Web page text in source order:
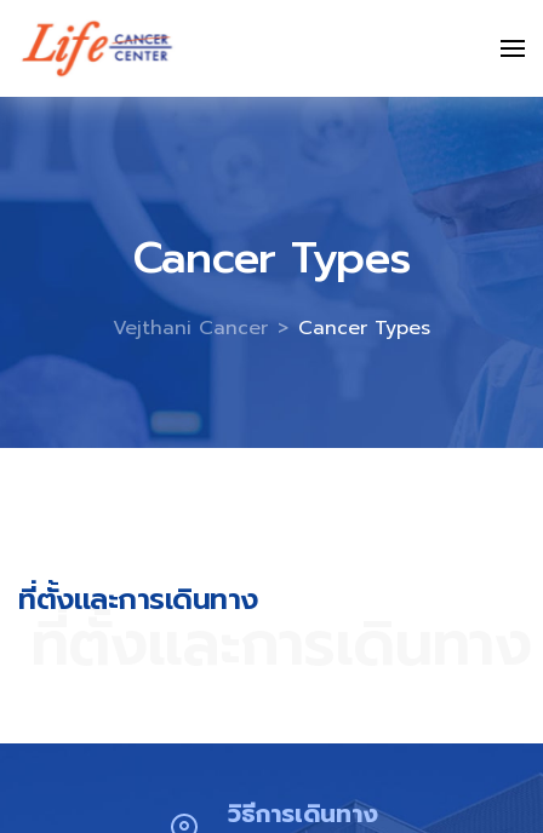
content
Cancer Types
Vejthani Cancer > Cancer Types
ที่ตั้งและการเดินทาง​
วิธีการเดินทาง